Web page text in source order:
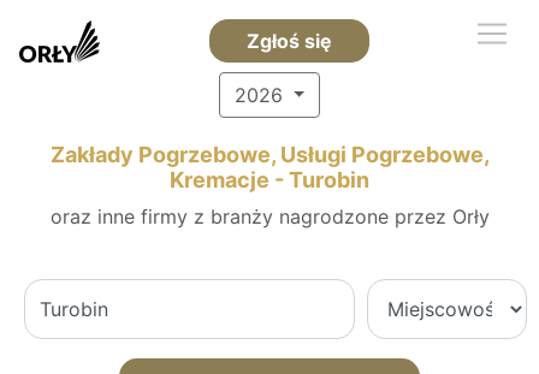
Zgłoś się
2026
Zakłady Pogrzebowe, Usługi Pogrzebowe,
Kremacje - Turobin
oraz inne firmy z branży nagrodzone przez Orły